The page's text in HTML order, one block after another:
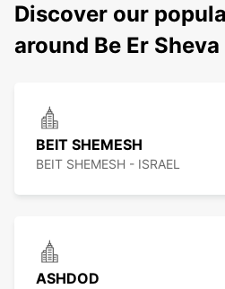
Discover our
around Be Er Sheva
BEIT SHEMESH
BEIT SHEMESH - ISRAEL
ASHDOD